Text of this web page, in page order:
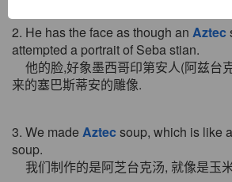
2. He has the face as though an Aztec
attempted a portrait of Seba stian.
他的脸,好象墨西哥印第安人(阿兹台
来的塞巴斯蒂安的雕像.
3. We made Aztec soup, which is like
soup.
我们制作的是阿芝台克汤, 就像是玉